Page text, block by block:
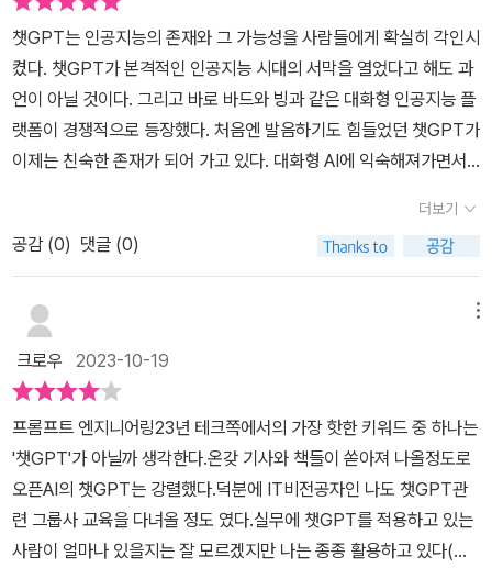
공지능지식이 높은것도 중요하지만 인문학적 소양도 필요하다고 합
니다. 그리고 도매인지식이 높은 사람이 프롬프트엔지니어링에 적합
하겠죠. 지금은 인공지능의 혼란기입니다. 이때 노력으로 앞서가는
것이 중요하겠죠. ​본 도서는 출판사로부터 무상으로 제공받아 주관적
인 리뷰를 했습니다.
트 엔지니어링'이라 보고 있다는 이야기 입니다.​책에서는 지금까지
알려진 프롬프트 엔지니어링 기법과 저자가 고안한 기법들을 작동 원
리에 따라 분류하고, 각 기법의 이름을 이해하기 쉽게 직관적으로 정
의하고 있답니다. 물론 관련 커뮤니티에서 사용되는 이름과는 조금
다를 수 있을 겁니다.​AI에 제공할 명령어를 설계하고, 이를 토대로 AI
로 부터 더 유용한 답변을 유도한다는 관점에서 LLM(거대 언어 모
델)의 본질적 기능과 다양한 기초 프롬프트 활용개념을 설명하고, 점
진적으로 최신 기법들을 안내하고 있어 초심자로 부터 중급자들까지
하며, 트랜스포머는 자연어 처리 및 기타 시퀀스 데이터 처리 작업에
서 효과적으로 사용되는 핵심 기술 중 하나인 '어텐션(Attention)' 기
술을 기반으로 만들어졌습니다. 현대의 초거대 AI는 태생적으로 어텐
션의 특징을 그대로 계승하고 있음을 기억할 필요가 있습니다.​또한
저자의 지적처럼 LLM은 인간이 언어를 사용하는 방식에 대해 이해
하고 학습한 AI일 뿐, 지식을 정확하게 전달하기 위해 만들어진 AI가
아니라는 사실입니다. 그래서 LLM이 잘못된 지식을 사실처럼 전달
할 수 있음을 명확히 기억해야 합니다. (할루시네이션, 환각)​책에서는
챗GPT는 인공지능의 존재와 그 가능성을 사람들에게 확실히 각인시
켰다. 챗GPT가 본격적인 인공지능 시대의 서막을 열었다고 해도 과
언이 아닐 것이다. 그리고 바로 바드와 빙과 같은 대화형 인공지능 플
랫폼이 경쟁적으로 등장했다. 처음엔 발음하기도 힘들었던 챗GPT가
이제는 친숙한 존재가 되어 가고 있다. 대화형 AI에 익숙해져가면서
니어링이란 단어 자체는 어렵게 느껴지지는 않는데, 뭔가 개념을 잡
기에는 어려움이 있다. 프롬프트 엔지니어링을 언뜻 보면, 대화형 인
공지능의 능력을 제대로 끌어 내는 기술 같아 보인다. 내가 물었을 때
와 프롬프트 엔지니어링을 적용해서 물어 본, 인공지능의 답변에는
이 들었다. 그래서 프롬프트 엔지니어링이 정확히 무엇이며, 어떤 원
리에 어떤 것들을 하는지, 궁금해서 프롬프트 엔지니어링이란 단어가
들어간 책이라면, 관심을 가지고 살펴 봤다. 그러나 대부분의 책들이
활용 위주의 내용만 담고 있었다. 이는 오늘 저녁 식사로 먹을 물고기
를 얻어 온 것에 지나지 않았다. 보다 근본 해결책이 되어주는 낚시 기
술을 가르쳐 주는 책을 만나보고 싶었다. 아니 해외에서는 프롬프트
엔지니어가 그렇게 인기가 있다는데, 왜 그 기술을 다룰 책이 이렇게
더보기
공감 (0) 댓글 (0)
크로우 2023-10-19
프롬프트 엔지니어링​23년 테크쪽에서의 가장 핫한 키워드 중 하나는
'챗GPT'가 아닐까 생각한다.온갖 기사와 책들이 쏟아져 나올정도로
오픈AI의 챗GPT는 강렬했다.덕분에 IT비전공자인 나도 챗GPT관
련 그룹사 교육을 다녀올 정도 였다.​실무에 챗GPT를 적용하고 있는
사람이 얼마나 있을지는 잘 모르겠지만 나는 종종 활용하고 있다(아